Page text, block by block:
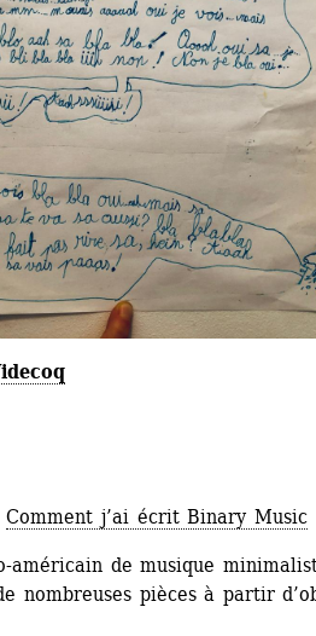
Comment j’ai écrit Binary Music
américain de musique
nombreuses pièces à partir